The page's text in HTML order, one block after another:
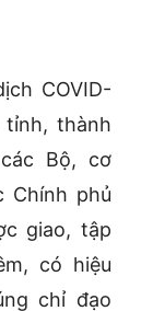
COVID-
tỉnh, thành
Bộ, cơ
Chính phủ
giao, tập
có hiệu
chỉ đạo